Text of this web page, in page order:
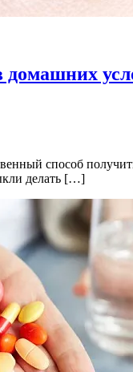
способ
делать […]